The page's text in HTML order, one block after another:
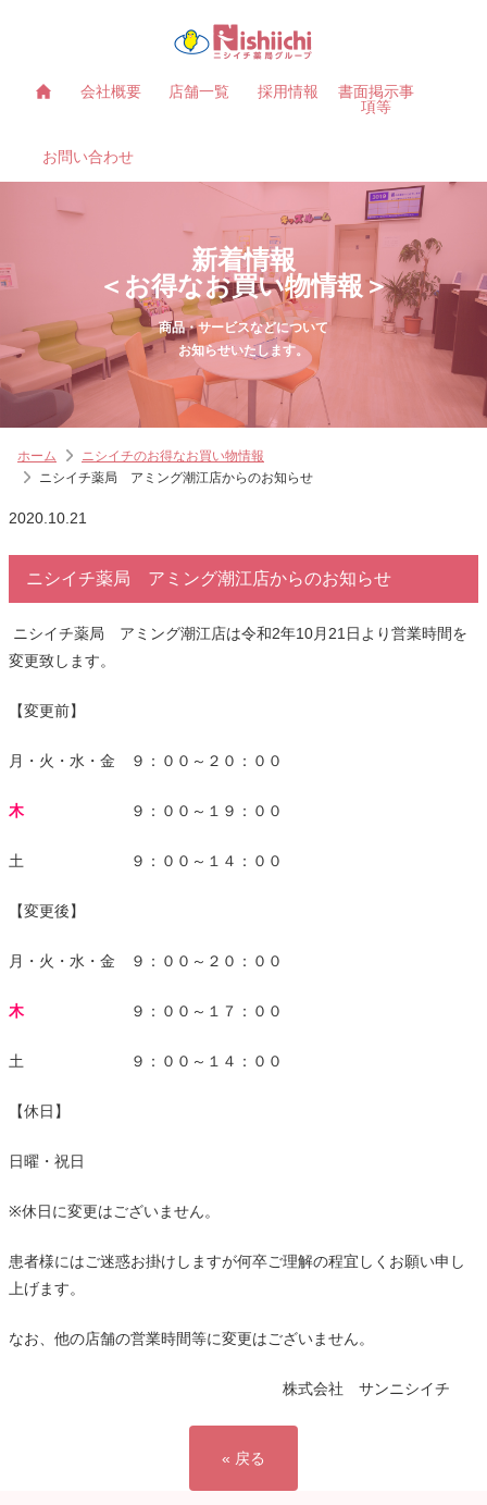
会社概要 店舗一覧 採用情報
書面掲示事
項等
お問い合わせ
新着情報
＜お得なお買い物情報＞
商品・サービスなどについて
お知らせいたします。
ホーム
ニシイチのお得なお買い物情報
ニシイチ薬局 アミング潮江店からのお知らせ
2020.10.21
ニシイチ薬局 アミング潮江店からのお知らせ
ニシイチ薬局 アミング潮江店は令和2年10月 21 日より営業時間を
変更致します。
【変更前】
月・火・水・金 ９：００～２０：００
木 ９：００～１９：００
土 ９：００～１４：００
【変更後】
月・火・水・金 ９：００～２０：００
木 ９：００～１７：００
土 ９：００～１４：００
【休日】
日曜・祝日
※休日に変更はございません。
患者様にはご迷惑お掛けしますが何卒ご理解の程宜しくお願い申し
上げます。
なお、他の店舗の営業時間等に変更はございません。
株式会社 サンニシイチ
« 戻る